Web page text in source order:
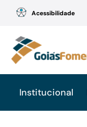
conteúdo
Acessibilidade
Institucional